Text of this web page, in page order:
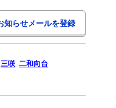
三咲 二和向台